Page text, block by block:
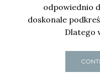
odpowiednio
doskonale
Dlatego